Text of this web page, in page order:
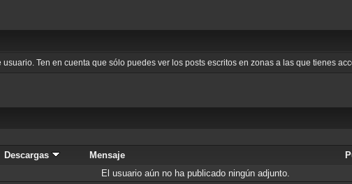
Ten en cuenta que sólo puedes ver los posts escritos en zonas a las que tienes
Descargas Mensaje
El usuario aún no ha publicado ningún adjunto.